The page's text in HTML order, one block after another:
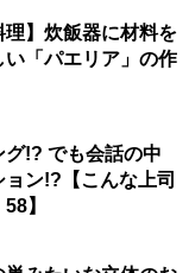
理】炊飯器に材料を
い「パエリア」の作
!? でも会話の中
ン!?【こんな上司
58】